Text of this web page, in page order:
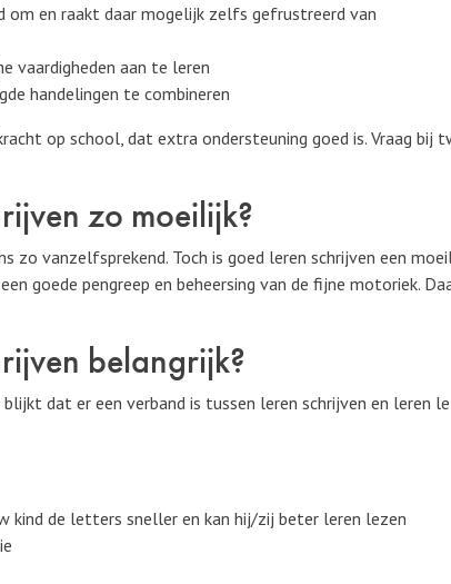
en raakt daar mogelijk zelfs gefrustreerd van
vaardigheden aan te leren
handelingen te combineren
op school, dat extra ondersteuning goed is. Vraag bij
zo moeilijk?
zo vanzelfsprekend. Toch is goed leren schrijven een
goede pengreep en beheersing van de fijne motoriek.
belangrijk?
dat er een verband is tussen leren schrijven en leren
kind de letters sneller en kan hij/zij beter leren lezen